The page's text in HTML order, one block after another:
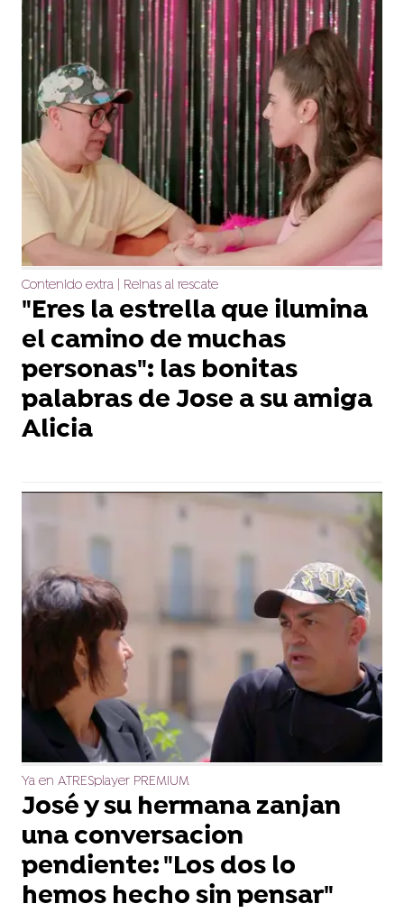
Contenido extra | Reinas al rescate
"Eres la estrella que ilumina
el camino de muchas
personas": las bonitas
palabras de Jose a su amiga
Alicia
Ya en ATRESplayer PREMIUM
José y su hermana zanjan
una conversacion
pendiente: "Los dos lo
hemos hecho sin pensar"